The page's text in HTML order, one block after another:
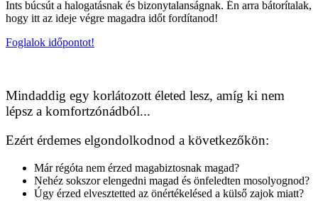
Ints búcsút a halogatásnak és bizonytalanságnak. Én arra bátorítalak,
hogy itt az ideje végre magadra időt fordítanod!
Foglalok időpontot!
Mindaddig egy korlátozott életed lesz, amíg ki nem
lépsz a komfortzónádból...
Ezért érdemes elgondolkodnod a következőkön:
Már régóta nem érzed magabiztosnak magad?
Nehéz sokszor elengedni magad és önfeledten mosolyognod?
Úgy érzed elvesztetted az önértékelésed a külső zajok miatt?